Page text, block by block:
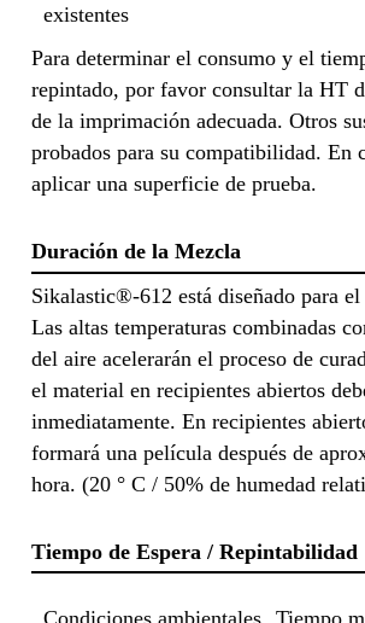
existentes
Para determinar el consumo y el
repintado, por favor consultar la HT
de la imprimación adecuada. Otros
probados para su compatibilidad. En
aplicar una superficie de prueba.
Duración de la Mezcla
Sikalastic®-612 está diseñado para
Las altas temperaturas combinadas
del aire acelerarán el proceso de
el material en recipientes abiertos
inmediatamente. En recipientes
formará una película después de
hora. (20 ° C / 50% de humedad
Tiempo de Espera / Repintabilidad